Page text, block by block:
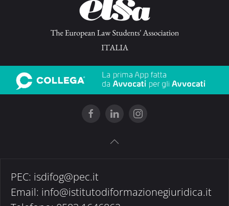
PEC: isdifog@pec.it
Email: info@istitutodiformazionegiuridica.it